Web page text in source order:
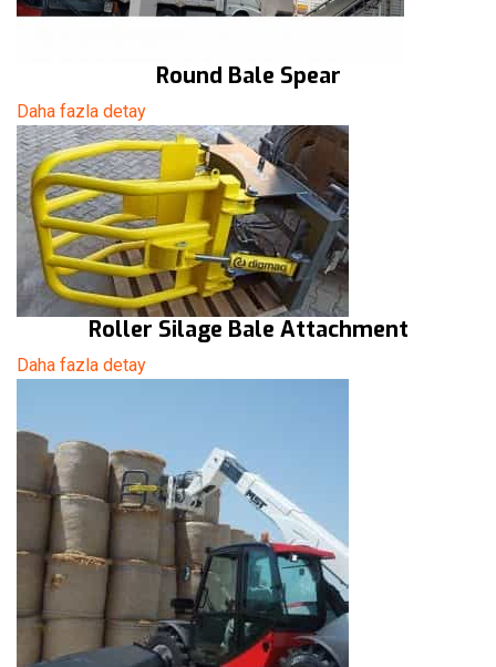
Round Bale Spear
Daha fazla detay
Roller Silage Bale Attachment
Daha fazla detay